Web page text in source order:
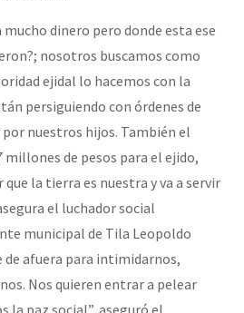
dinero pero donde esta ese
nosotros buscamos como
ejidal lo hacemos con la
persiguiendo con órdenes de
nuestros hijos. También el
de pesos para el ejido,
la tierra es nuestra y va a servir
el luchador social
municipal de Tila Leopoldo
afuera para intimidarnos,
Nos quieren entrar a pelear
la paz social”, aseguró el